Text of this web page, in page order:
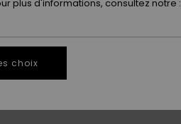
plus d'informations, consultez notre :
choix